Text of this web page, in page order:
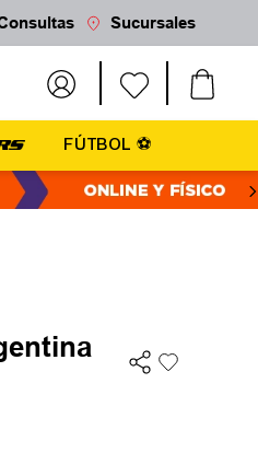
Sucursales
FÚTBOL ⚽